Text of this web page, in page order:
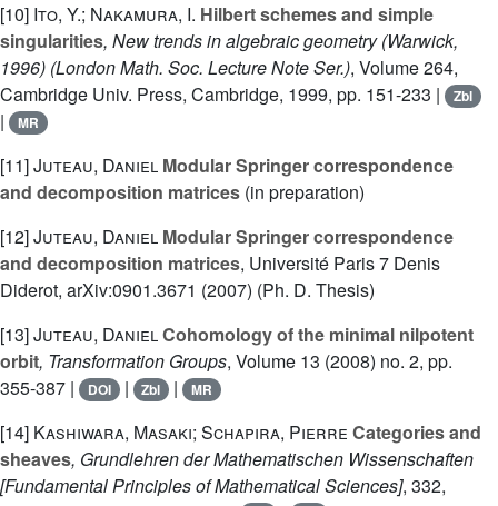
[10] Ito, Y.; Nakamura, I. Hilbert schemes and simple
singularities, New trends in algebraic geometry (Warwick,
1996) (London Math. Soc. Lecture Note Ser.), Volume 264,
Cambridge Univ. Press, Cambridge, 1999, pp. 151-233 |
Zbl
| MR
[11]Juteau, Daniel Modular Springer correspondence
and decomposition matrices (in preparation)
[12]Juteau, Daniel Modular Springer correspondence
and decomposition matrices, Université Paris 7 Denis
Diderot, arXiv:0901.3671 (2007) (Ph. D. Thesis)
[13]Juteau, DanielCohomology of the minimal nilpotent
orbit, Transformation Groups, Volume 13 (2008) no. 2, pp.
355-387 |
DOI | Zbl | MR
[14] Kashiwara, Masaki; Schapira, Pierre Categories and
sheaves, Grundlehren der Mathematischen Wissenschaften
[Fundamental Principles of Mathematical Sciences], 332,